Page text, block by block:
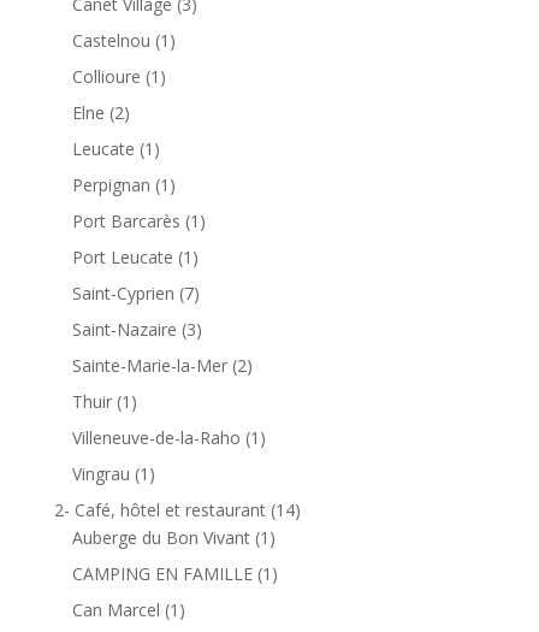
Castelnou (1)
Collioure (1)
Elne (2)
Leucate (1)
Perpignan (1)
Port Barcarès (1)
Port Leucate (1)
Saint-Cyprien (7)
Saint-Nazaire (3)
Sainte-Marie-la-Mer(2)
Thuir(1)
Villeneuve-de-la-Raho (1)
Vingrau (1)
2- Café, hôtel et restaurant(14)
Auberge du Bon Vivant(1)
CAMPING EN FAMILLE(1)
Can Marcel (1)